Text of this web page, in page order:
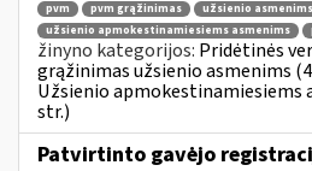
pvm pvm grąžinimas
užsienio asmenims
užsienio apmokestinamiesiems asmenims
žinyno kategorijos: Pridėtinės
grąžinimas užsienio asmenims
Užsienio apmokestinamiesiems
str.)
Patvirtinto gavėjo